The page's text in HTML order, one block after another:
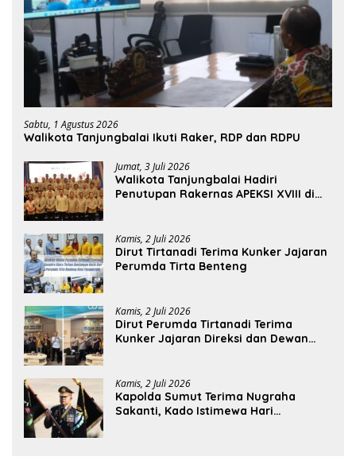
Sabtu, 1 Agustus 2026
Walikota Tanjungbalai Ikuti Raker, RDP dan RDPU
Jumat, 3 Juli 2026
Walikota Tanjungbalai Hadiri
Penutupan Rakernas APEKSI XVIII di
Kamis, 2 Juli 2026
Dirut Tirtanadi Terima Kunker Jajaran
Perumda Tirta Benteng
Kamis, 2 Juli 2026
Dirut Perumda Tirtanadi Terima
Kunker Jajaran Direksi dan Dewan
Kamis, 2 Juli 2026
Kapolda Sumut Terima Nugraha
Sakanti, Kado Istimewa Hari